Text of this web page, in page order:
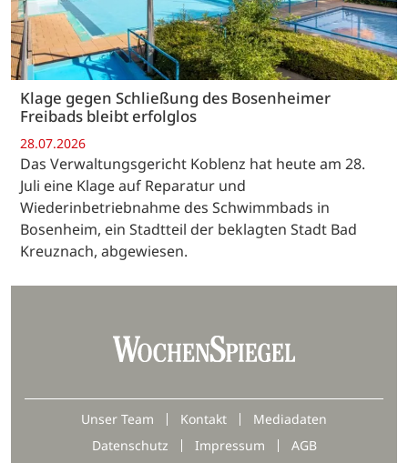
Klage gegen Schließung des Bosenheimer
Freibads bleibt erfolglos
28.07.2026
Das Verwaltungsgericht Koblenz hat heute am 28.
Juli eine Klage auf Reparatur und
Wiederinbetriebnahme des Schwimmbads in
Bosenheim, ein Stadtteil der beklagten Stadt Bad
Kreuznach, abgewiesen.
Unser Team Kontakt
Mediadaten
Datenschutz
Impressum
AGB